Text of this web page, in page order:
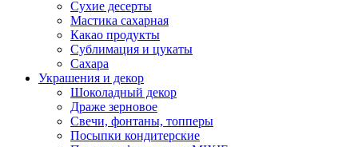
Сухие десерты
Мастика сахарная
Какао продукты
Сублимация и цукаты
Сахара
Украшения и декор
Шоколадный декор
Драже зерновое
Свечи, фонтаны, топперы
Посыпки кондитерские